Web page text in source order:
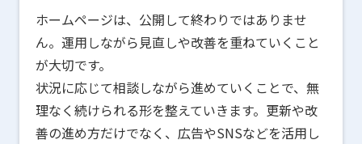
ホームページは、公開して終わりではありませ
ん。運用しながら見直しや改善を重ねていくこと
が大切です。
状況に応じて相談しながら進めていくことで、無
理なく続けられる形を整えていきます。更新や改
善の進め方だけでなく、広告やSNSなどを活用し